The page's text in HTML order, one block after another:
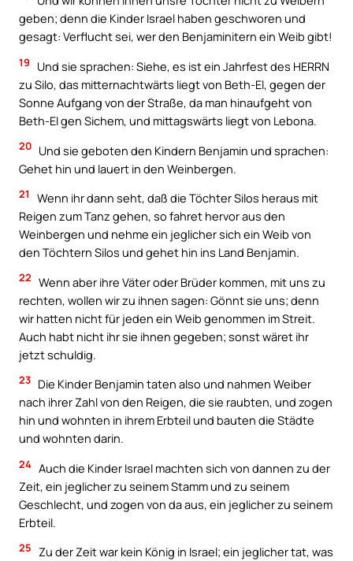
geben; denn die Kinder Israel haben geschworen und
gesagt: Verflucht sei, wer den Benjaminitern ein Weib gibt!
19
Und sie sprachen: Siehe, es ist ein Jahrfest des HERRN
zu Silo, das mitternachtwärts liegt von Beth-El, gegen der
Sonne Aufgang von der Straße, da man hinaufgeht von
Beth-El gen Sichem, und mittagswärts liegt von Lebona.
20 Und sie geboten den Kindern Benjamin und sprachen:
Gehet hin und lauert in den Weinbergen.
21
Wenn ihr dann seht, daß die Töchter Silos heraus mit
Reigen zum Tanz gehen, so fahret hervor aus den
Weinbergen und nehme ein jeglicher sich ein Weib von
den Töchtern Silos und gehet hin ins Land Benjamin.
22 Wenn aber ihre Väter oder Brüder kommen, mit uns zu
rechten, wollen wir zu ihnen sagen: Gönnt sie uns; denn
wir hatten nicht für jeden ein Weib genommen im Streit.
Auch habt nicht ihr sie ihnen gegeben; sonst wäret ihr
jetzt schuldig.
23 Die Kinder Benjamin taten also und nahmen Weiber
nach ihrer Zahl von den Reigen, die sie raubten, und zogen
hin und wohnten in ihrem Erbteil und bauten die Städte
und wohnten darin.
24 Auch die Kinder Israel machten sich von dannen zu der
Zeit, ein jeglicher zu seinem Stamm und zu seinem
Geschlecht, und zogen von da aus, ein jeglicher zu seinem
Erbteil.
25 Zu der Zeit war kein König in Israel; ein jeglicher tat, was